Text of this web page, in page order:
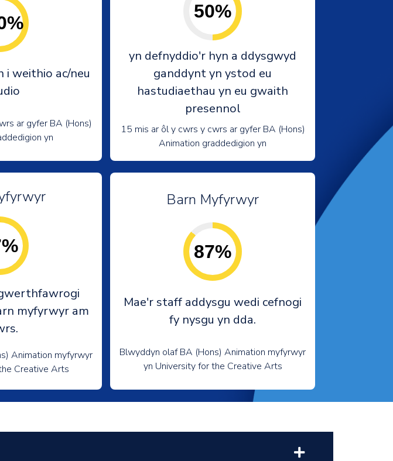
i weithio ac/neu
ar gyfer BA (Hons)
yn
50%
yn defnyddio'r hyn a ddysgwyd
ganddynt yn ystod eu
hastudiaethau yn eu gwaith
presennol
15 mis ar ôl y cwrs y cwrs ar gyfer BA (Hons)
Animation graddedigion yn
myfyrwyr am
Animation myfyrwyr
Creative Arts
Barn Myfyrwyr
87%
Mae'r staff addysgu wedi cefnogi
fy nysgu yn dda.
Blwyddyn olaf BA (Hons) Animation myfyrwyr
yn University for the Creative Arts